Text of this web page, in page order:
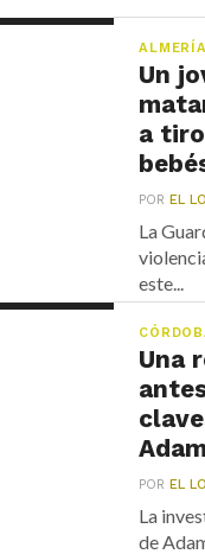
ALMERÍA
Un
a
POREL
La
este...
Una
POREL
La
de